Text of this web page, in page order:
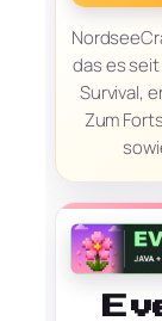
das es
Survival,
Zum